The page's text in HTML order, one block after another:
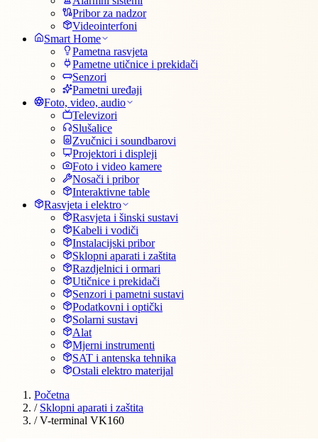
Pribor za nadzor
Videointerfoni
Smart Home
Pametna rasvjeta
Pametne utičnice i prekidači
Senzori
Pametni uređaji
Foto, video, audio
Televizori
Slušalice
Zvučnici i soundbarovi
Projektori i displeji
Foto i video kamere
Nosači i pribor
Interaktivne table
Rasvjeta i elektro
Rasvjeta i šinski sustavi
Kabeli i vodiči
Instalacijski pribor
Sklopni aparati i zaštita
Razdjelnici i ormari
Utičnice i prekidači
Senzori i pametni sustavi
Podatkovni i optički
Solarni sustavi
Alat
Mjerni instrumenti
SAT i antenska tehnika
Ostali elektro materijal
Početna
/ Sklopni aparati i zaštita
/ V-terminal VK160